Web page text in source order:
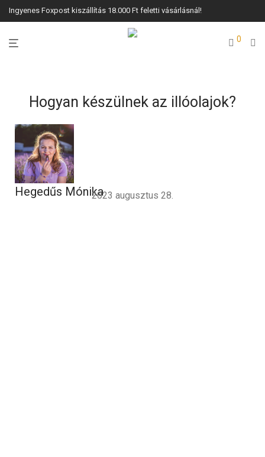
Ingyenes Foxpost kiszállítás 18.000 Ft feletti vásárlásnál!
0
Hogyan készülnek az illóolajok?
Hegedűs Mónika2023 augusztus 28.